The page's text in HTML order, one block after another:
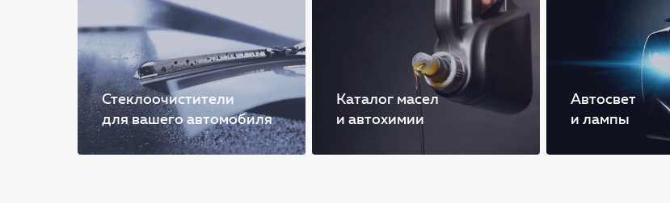
Стеклоочистители
для вашего автомобиля
Каталог масел
и автохимии
Автосвет
и лампы